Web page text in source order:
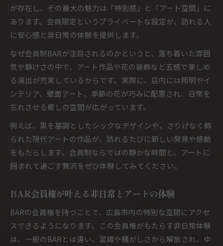
が存在し、その最大の魅力は「特別感」と「アート空間」に
あります。会員限定というプライベートな設定が、訪れる人
に安心感と非日常の体験を提供します。
なぜ会員制BARが注目されるのかというと、落ち着いた雰囲
気や静けさの中で、アート作品や花の装飾など五感で楽しめ
る演出が充実しているからです。実際に、店内には照明やイ
ンテリア、壁面アート、季節の花が巧みに配置され、日常を
忘れさせる癒しの空間が広がっています。
例えば、黒を基調としたシックなデザインや、さりげなく飾
られた現代アートの作品が、訪れるたびに新しい発見や感動
をもたらします。会員制ならではの静かな時間と、アートに
囲まれて過ごす贅沢をぜひ体験してみてください。
BAR会員権が叶える非日常とアートの体験
BARの会員権を持つことで、広島市内の特別な空間にアクセ
スできるようになります。この会員権がもたらす非日常体験
は、一般のBARとは違い、混雑や騒がしさから解放され、ゆ